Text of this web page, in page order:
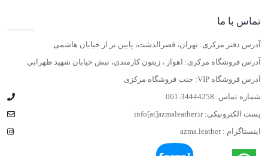
تماس با ما
آدرس دفتر مرکزی: تهران، قصرالدشت، پایین تر از خیابان هاشمی
آدرس فروشگاه مرکزی: اهواز ، زیتون کارمندی، نبش خیابان شهید ظهرابی
آدرس فروشگاه VIP: جنب فروشگاه مرکزی
شماره تماس: 061-34444258
پست الکترونیکی:info[at]azmaleather.ir
اینستاگرام :azma.leather